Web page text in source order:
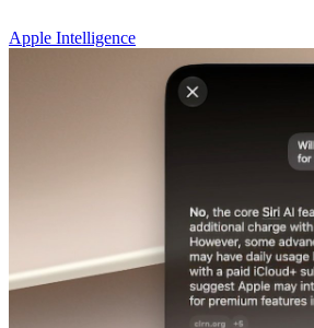
Apple Intelligence